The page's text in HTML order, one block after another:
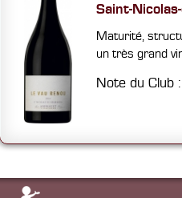
Saint-
Maturité,
un très grand
Note du Club